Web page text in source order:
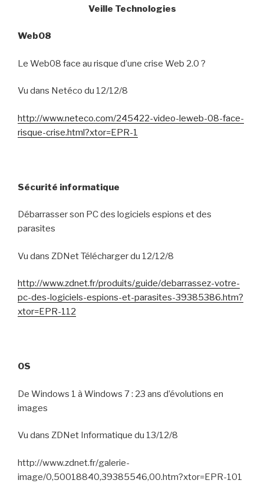
Veille Technologies
Web08
Le Web08 face au risque d’une crise Web 2.0 ?
Vu dans Netéco du 12/12/8
http://www.neteco.com/245422-video-leweb-08-face-
risque-crise.html?xtor=EPR-1
Sécurité informatique
Débarrasser son PC des logiciels espions et des
parasites
Vu dans ZDNet Télécharger du 12/12/8
http://www.zdnet.fr/produits/guide/debarrassez-votre-
pc-des-logiciels-espions-et-parasites-39385386.htm?
xtor=EPR-112
OS
De Windows 1 à Windows 7 : 23 ans d’évolutions en
images
Vu dans ZDNet Informatique du 13/12/8
http://www.zdnet.fr/galerie-
image/0,50018840,39385546,00.htm?xtor=EPR-101